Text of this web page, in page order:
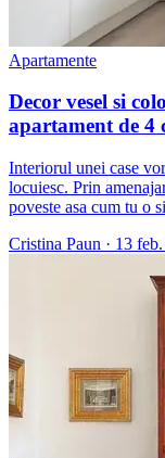
Apartamente
Decor vesel si
apartament de 4
Interiorul unei case
locuiesc. Prin
poveste asa cum tu o
Cristina Paun · 13